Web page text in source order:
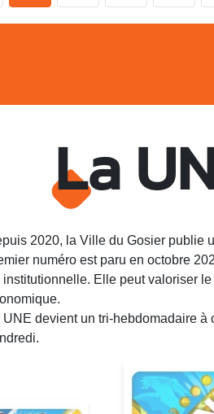
La
2020, la Ville du Gosier publie
numéro est paru en octobre
institutionnelle. Elle peut valoriser
UNE devient un tri-hebdomadaire